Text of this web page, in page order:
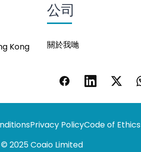
Kong
公司
關於我哋
Privacy PolicyCode of Ethics
© 2025 Coaio Limited